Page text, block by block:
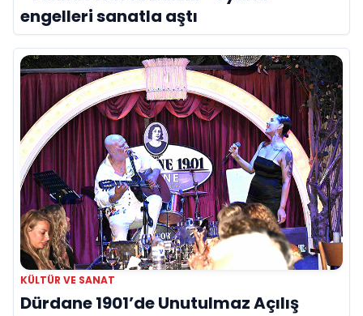
engelleri sanatla aştı
KÜLTÜR VE SANAT
Dürdane 1901’de Unutulmaz Açılış